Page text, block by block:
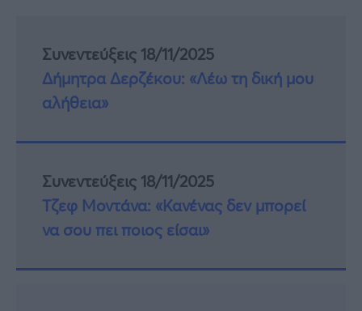
Συνεντεύξεις 18/11/2025
Δήμητρα Δερζέκου: «Λέω τη δική μου
αλήθεια»
Συνεντεύξεις 18/11/2025
Τζεφ Μοντάνα: «Κανένας δεν μπορεί
να σου πει ποιος είσαι»